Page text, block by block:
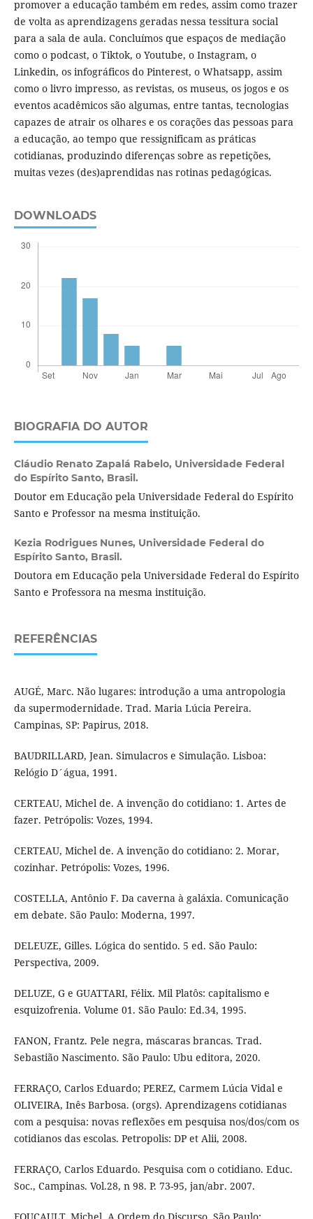
promover a educação também em redes, assim como trazer
de volta as aprendizagens geradas nessa tessitura social
para a sala de aula. Concluímos que espaços de mediação
como o podcast, o Tiktok, o Youtube, o Instagram, o
Linkedin, os infográficos do Pinterest, o Whatsapp, assim
como o livro impresso, as revistas, os museus, os jogos e os
eventos acadêmicos são algumas, entre tantas, tecnologias
capazes de atrair os olhares e os corações das pessoas para
a educação, ao tempo que ressignificam as práticas
cotidianas, produzindo diferenças sobre as repetições,
muitas vezes (des)aprendidas nas rotinas pedagógicas.
DOWNLOADS
BIOGRAFIA DO AUTOR
Cláudio Renato Zapalá Rabelo, Universidade Federal
do Espírito Santo, Brasil.
Doutor em Educação pela Universidade Federal do Espírito
Santo e Professor na mesma instituição.
Kezia Rodrigues Nunes, Universidade Federal do
Espírito Santo, Brasil.
Doutora em Educação pela Universidade Federal do Espírito
Santo e Professora na mesma instituição.
REFERÊNCIAS
AUGÉ, Marc. Não lugares: introdução a uma antropologia
da supermodernidade. Trad. Maria Lúcia Pereira.
Campinas, SP: Papirus, 2018.
BAUDRILLARD, Jean. Simulacros e Simulação. Lisboa:
Relógio D´água, 1991.
CERTEAU, Michel de. A invenção do cotidiano: 1. Artes de
fazer. Petrópolis: Vozes, 1994.
CERTEAU, Michel de. A invenção do cotidiano: 2. Morar,
cozinhar. Petrópolis: Vozes, 1996.
COSTELLA, Antônio F. Da caverna à galáxia. Comunicação
em debate. São Paulo: Moderna, 1997.
DELEUZE, Gilles. Lógica do sentido. 5 ed. São Paulo:
Perspectiva, 2009.
DELUZE, G e GUATTARI, Félix. Mil Platôs: capitalismo e
esquizofrenia. Volume 01. São Paulo: Ed.34, 1995.
FANON, Frantz. Pele negra, máscaras brancas. Trad.
Sebastião Nascimento. São Paulo: Ubu editora, 2020.
FERRAÇO, Carlos Eduardo; PEREZ, Carmem Lúcia Vidal e
OLIVEIRA, Inês Barbosa. (orgs). Aprendizagens cotidianas
com a pesquisa: novas reflexões em pesquisa nos/dos/com os
cotidianos das escolas. Petropolis: DP et Alii, 2008.
FERRAÇO, Carlos Eduardo. Pesquisa com o cotidiano. Educ.
Soc., Campinas. Vol.28, n 98. P. 73-95, jan/abr. 2007.